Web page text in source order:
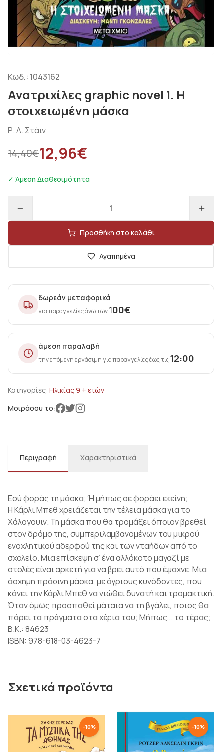
Κωδ.: 1043162
Ανατριχίλες graphic novel 1. Η
στοιχειωμένη μάσκα
Ρ. Λ. Στάιν
14,40€12,96€
✓ Άμεση Διαθεσιμότητα
1
Προσθήκη στο καλάθι
Αγαπημένα
δωρεάν μεταφορικά
για παραγγελίες άνω των100€
άμεση παραλαβή
την επόμενη εργάσιμη για παραγγελίες έως τις12:00
Κατηγορίες: Ηλικίας 9 + ετών
Μοιράσου το:
Περιγραφή Χαρακτηριστικά
Εσύ φοράς τη μάσκα; Ή μήπως σε φοράει εκείνη;
Η Κάρλι Μπεθ χρειάζεται την τέλεια μάσκα για το
Χάλογουιν. Τη μάσκα που θα τρομάξει όποιον βρεθεί
στον δρόμο της, συμπεριλαμβανομένων του μικρού
ενοχλητικού αδερφού της και των νταήδων από το
σχολείο. Μια επίσκεψη σ’ ένα αλλόκοτο μαγαζί με
στολές είναι αρκετή για να βρει αυτό που έψαχνε. Μια
άσχημη πράσινη μάσκα, με άγριους κυνόδοντες, που
κάνει την Κάρλι Μπεθ να νιώθει δυνατή και τρομακτική.
Όταν όμως προσπαθεί μάταια να τη βγάλει, ποιος θα
πάρει τα πράγματα στα χέρια του; Μήπως... το τέρας;
Β.Κ.: 84623
ISBN: 978-618-03-4623-7
Σχετικά προϊόντα
-10% -10%